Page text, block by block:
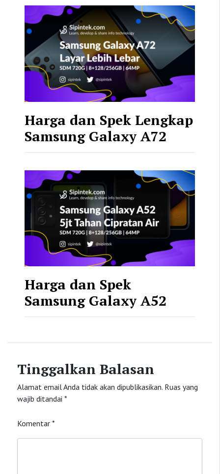
Harga dan Spek Lengkap
Samsung Galaxy A72
Harga dan Spek
Samsung Galaxy A52
Tinggalkan Balasan
Alamat email Anda tidak akan dipublikasikan. Ruas yang
wajib ditandai *
Komentar *